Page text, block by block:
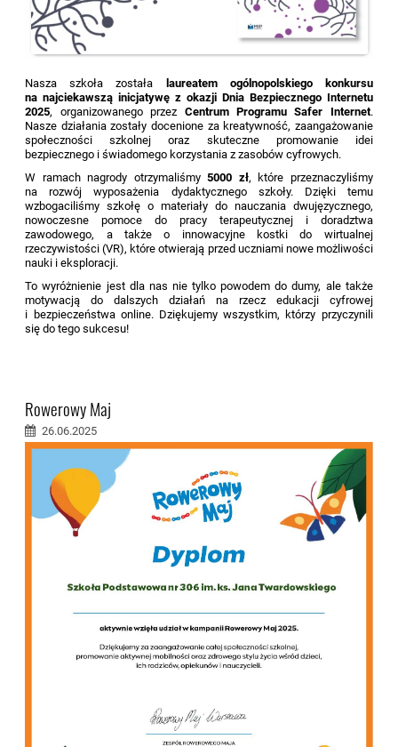
Nasza szkoła została
laureatem ogólnopolskiego konkursu
na najciekawszą inicjatywę z okazji Dnia Bezpiecznego Internetu
2025, organizowanego przez Centrum Programu Safer Internet.
Nasze działania zostały docenione za kreatywność, zaangażowanie
społeczności szkolnej oraz skuteczne promowanie idei
bezpiecznego i świadomego korzystania z zasobów cyfrowych.
W ramach nagrody otrzymaliśmy 5000 zł, które przeznaczyliśmy
na rozwój wyposażenia dydaktycznego szkoły. Dzięki temu
wzbogaciliśmy szkołę o materiały do nauczania dwujęzycznego,
nowoczesne pomoce do pracy terapeutycznej i doradztwa
zawodowego, a także o innowacyjne kostki do wirtualnej
rzeczywistości (VR), które otwierają przed uczniami nowe możliwości
nauki i eksploracji.
To wyróżnienie jest dla nas nie tylko powodem do dumy, ale także
motywacją do dalszych działań na rzecz edukacji cyfrowej
i bezpieczeństwa online. Dziękujemy wszystkim, którzy przyczynili
się do tego sukcesu!
Rowerowy Maj
26.06.2025